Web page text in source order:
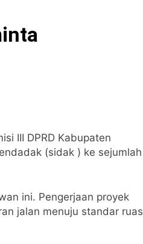
III DPRD Kabupaten
(sidak ) ke sejumlah
ini. Pengerjaan proyek
jalan menuju standar ruas